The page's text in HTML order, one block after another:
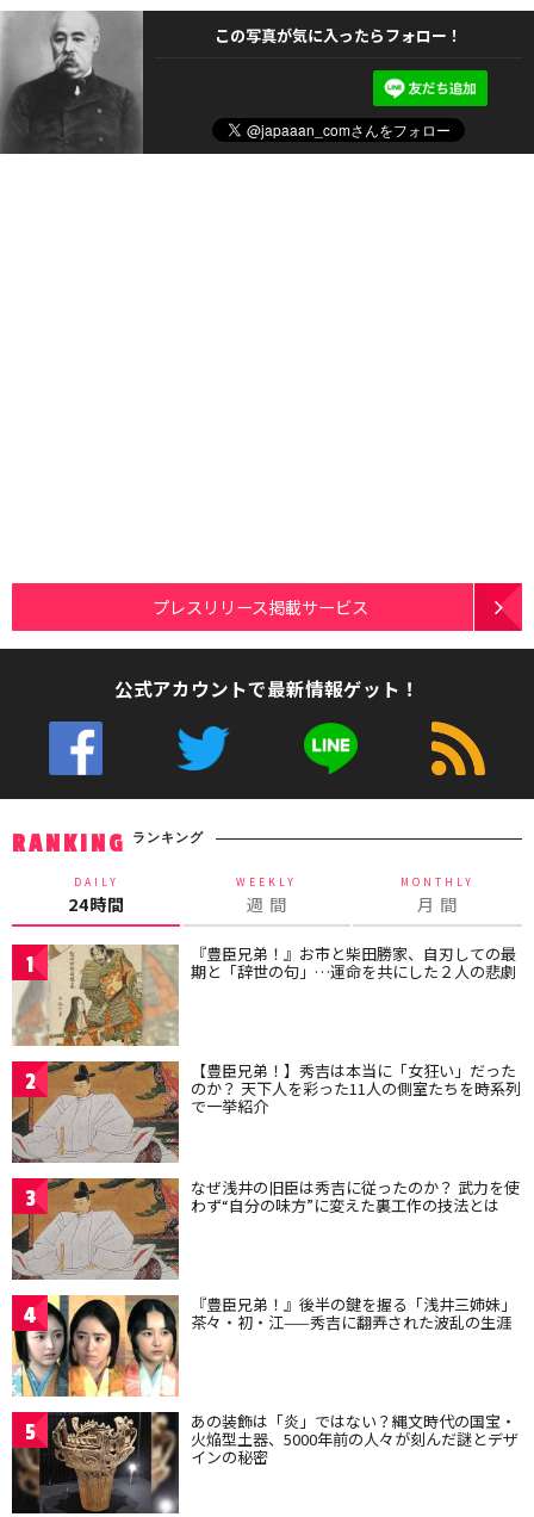
この写真が気に入ったらフォロー！
プレスリリース掲載サービス
公式アカウントで最新情報ゲット！
RANKING ランキング
DAILY
24時間
WEEKLY
週 間
MONTHLY
月 間
1 『豊臣兄弟！』お市と柴田勝家、自刃しての最
期と「辞世の句」…運命を共にした２人の悲劇
2 【豊臣兄弟！】秀吉は本当に「女狂い」だった
のか？ 天下人を彩った11人の側室たちを時系列
で一挙紹介
3 なぜ浅井の旧臣は秀吉に従ったのか？ 武力を使
わず“自分の味方”に変えた裏工作の技法とは
4 『豊臣兄弟！』後半の鍵を握る「浅井三姉妹」
茶々・初・江——秀吉に翻弄された波乱の生涯
5 あの装飾は「炎」ではない？縄文時代の国宝・
火焔型土器、5000年前の人々が刻んだ謎とデザ
インの秘密